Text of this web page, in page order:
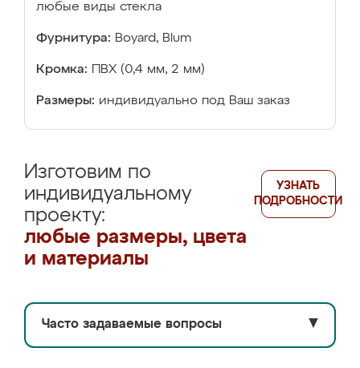
любые виды стекла
Фурнитура: Boyard, Blum
Кромка: ПВХ (0,4 мм, 2 мм)
Размеры: индивидуально под Ваш заказ
Изготовим по
индивидуальному
проекту:
любые размеры, цвета
и материалы
УЗНАТЬ
ПОДРОБНОСТИ
Часто задаваемые вопросы ▼